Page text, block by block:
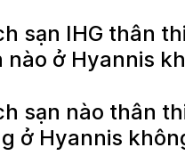
sạn IHG thân
nào ở Hyannis
sạn nào thân
ở Hyannis